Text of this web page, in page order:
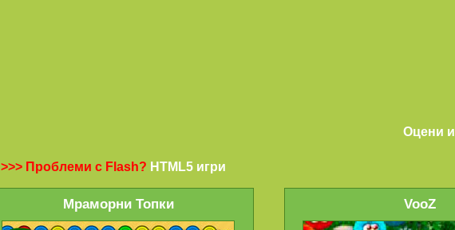
Оцени
>>> Проблеми с Flash? HTML5 игри
Мраморни Топки VooZ